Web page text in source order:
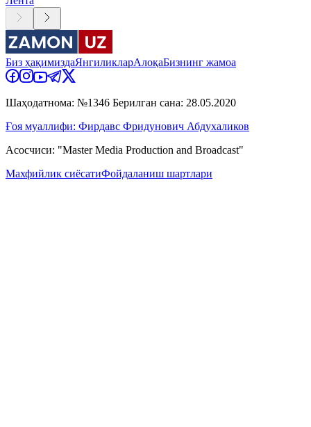
Биз ҳақимиздаЯнгиликларАлоқаБизнинг жамоа
Шаҳодатнома: №1346 Берилган сана: 28.05.2020
Ғоя муаллифи: Фирдавс Фридунович Абдухаликов
Асосчиси: "Master Media Production and Broadcast"
Махфийлик сиёсатиФойдаланиш шартлари